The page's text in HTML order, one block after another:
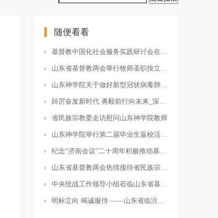
随便看看
基督教中国化社会服务实践研讨会在青岛召开
山东省基督教两会举行牧师圣职按立典礼
山东神学院关于做好新型冠状病毒肺炎预防工作的再次通知
踔厉奋发新时代 勇毅前行向未来_深入推进山东基督教中国化走深走实倡议书
省民族宗教委走访慰问山东神学院教师
山东神学院举行第二届毕业生返校活动 ——山东神学院三十周年庆系列活动
纪念“济南会议”二十周年积极推动基督教中国化 ——山东省基督教两会举办基督教与 社会主义核心价值观研讨会
山东省基督教两会热情接待省民族宗教委调研组一行
中央统战工作领导小组莅临山东省基督教两会和山东神学院调研
明标立向 竭诚服侍 ——山东省临沂市基督教两会中心堂召开全体教牧同工年终总结会议